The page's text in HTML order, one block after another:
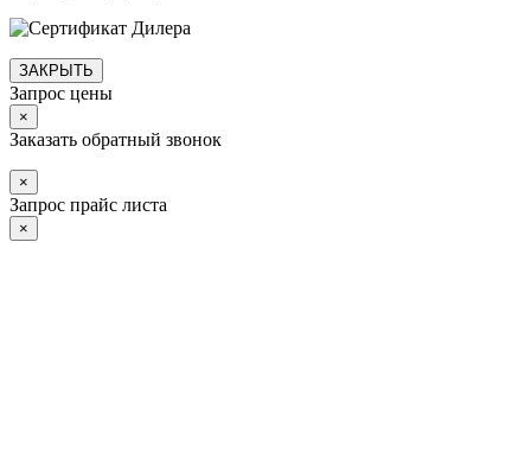
ЗАКРЫТЬ
Запрос цены
×
Заказать обратный звонок
×
Запрос прайс листа
×